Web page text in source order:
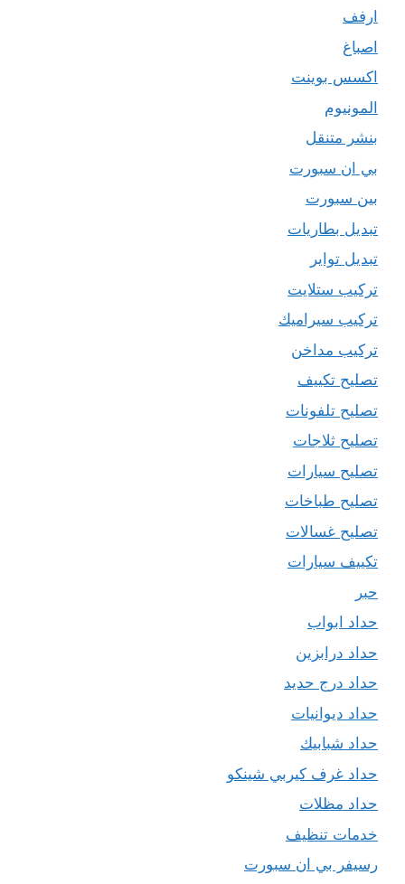
ارفف
اصباغ
اكسس بوينت
المونيوم
بنشر متنقل
بي ان سبورت
بين سبورت
تبديل بطاريات
تبديل تواير
تركيب ستلايت
تركيب سيراميك
تركيب مداخن
تصليح تكييف
تصليح تلفونات
تصليح ثلاجات
تصليح سيارات
تصليح طباخات
تصليح غسالات
تكييف سيارات
حبر
حداد ابواب
حداد درابزين
حداد درج حديد
حداد ديوانيات
حداد شبابيك
حداد غرف كيربي شينكو
حداد مظلات
خدمات تنظيف
رسيفر بي ان سبورت